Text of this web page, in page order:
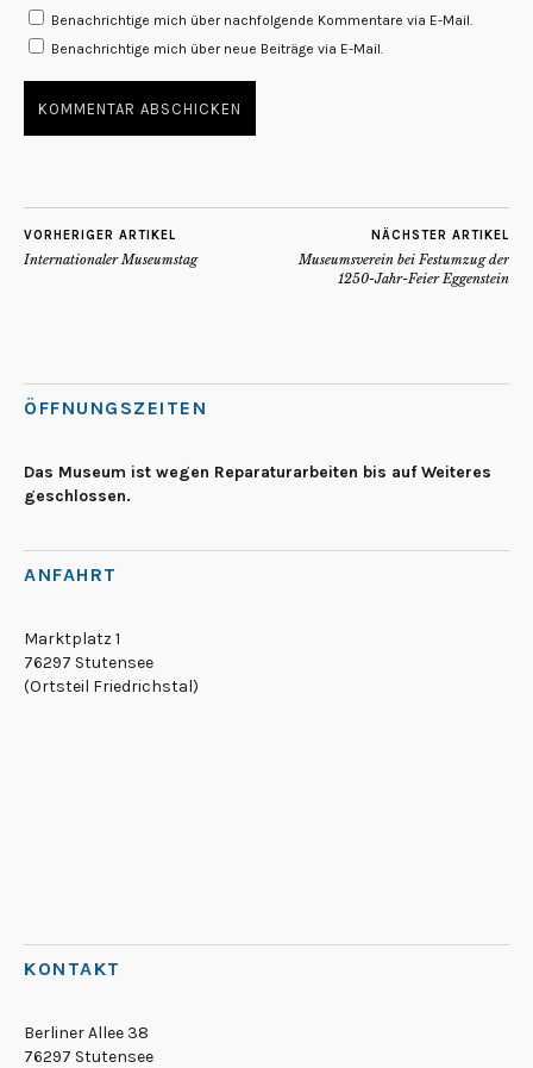
Benachrichtige mich über nachfolgende Kommentare via E-Mail.
Benachrichtige mich über neue Beiträge via E-Mail.
VORHERIGER ARTIKEL
Internationaler Museumstag
NÄCHSTER ARTIKEL
Museumsverein bei Festumzug der
1250-Jahr-Feier Eggenstein
ÖFFNUNGSZEITEN
Das Museum ist wegen Reparaturarbeiten bis auf Weiteres
geschlossen.
ANFAHRT
Marktplatz 1
76297 Stutensee
(Ortsteil Friedrichstal)
KONTAKT
Berliner Allee 38
76297 Stutensee